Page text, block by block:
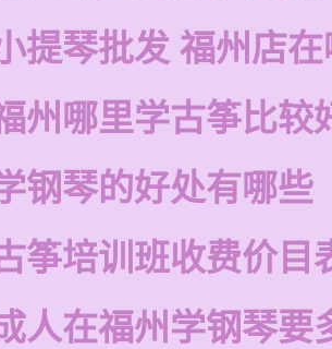
提琴批发 福州店
州哪里学古筝比较
钢琴的好处有哪些
筝培训班收费价目
人在福州学钢琴要